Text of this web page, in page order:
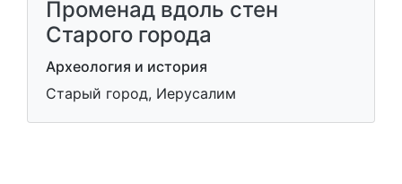
Променад вдоль стен
Старого города
Археология и история
Старый город, Иерусалим